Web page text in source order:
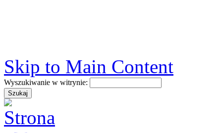
Skip to Main Content
Wyszukiwanie w witrynie: